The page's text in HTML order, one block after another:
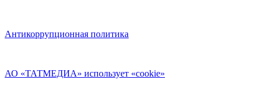
Антикоррупционная политика
АО «ТАТМЕДИА» использует «cookie»